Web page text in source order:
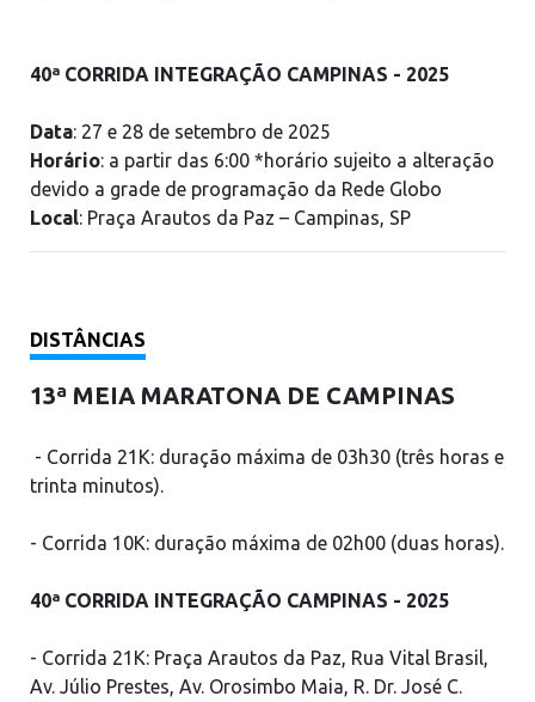
40ª CORRIDA INTEGRAÇÃO CAMPINAS - 2025
Data: 27 e 28 de setembro de 2025
Horário: a partir das 6:00 *horário sujeito a alteração
devido a grade de programação da Rede Globo
Local: Praça Arautos da Paz – Campinas, SP
DISTÂNCIAS
13ª MEIA MARATONA DE CAMPINAS
- Corrida 21K: duração máxima de 03h30 (três horas e
trinta minutos).
- Corrida 10K: duração máxima de 02h00 (duas horas).
40ª CORRIDA INTEGRAÇÃO CAMPINAS - 2025
- Corrida 21K: Praça Arautos da Paz, Rua Vital Brasil,
Av. Júlio Prestes, Av. Orosimbo Maia, R. Dr. José C.